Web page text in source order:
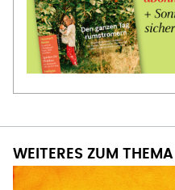
WEITERES ZUM THEMA